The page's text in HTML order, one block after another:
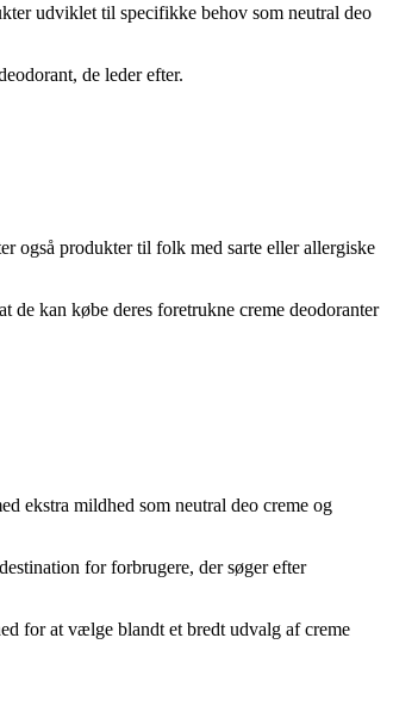
udviklet til specifikke behov som neutral deo
de leder efter.
også produkter til folk med sarte eller allergiske
kan købe deres foretrukne creme deodoranter
ekstra mildhed som neutral deo creme og
for forbrugere, der søger efter
for at vælge blandt et bredt udvalg af creme